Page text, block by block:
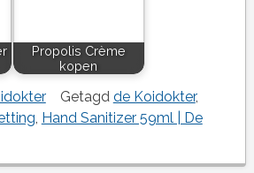
Propolis Crème
kopen
Getagd de Koidokter,
Hand Sanitizer 59ml | De